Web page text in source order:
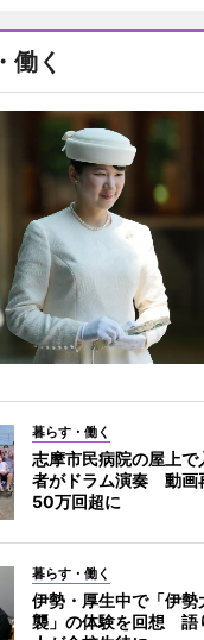
働く
暮らす・働く
志摩市民病院の屋上で
者がドラム演奏 動画
50万回超に
暮らす・働く
伊勢・厚生中で「伊勢
襲」の体験を回想 語